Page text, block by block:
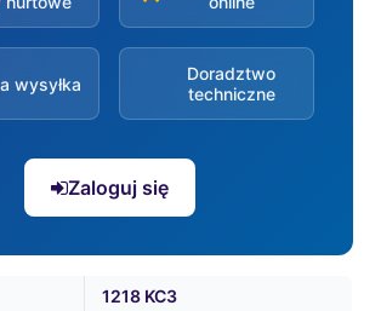
wysyłka
Doradztwo
techniczne
Zaloguj się
1218 KC3